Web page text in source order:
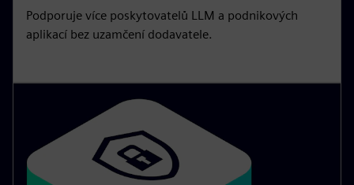
Podporuje více poskytovatelů LLM a podnikových
aplikací bez uzamčení dodavatele.